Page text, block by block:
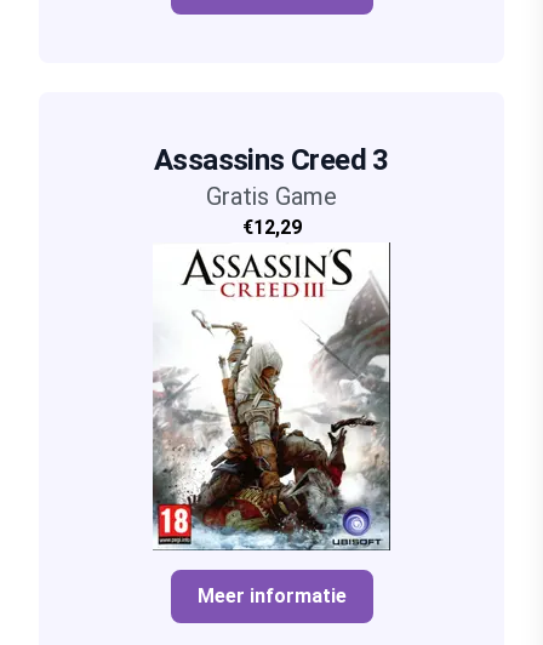
Assassins Creed 3
Gratis Game
€12,29
Meer informatie